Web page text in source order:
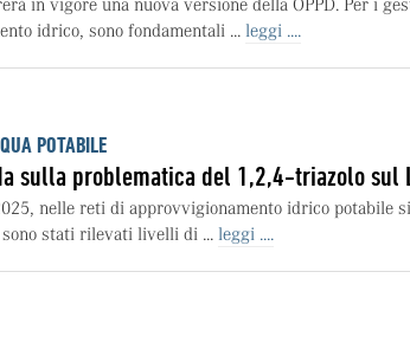
in vigore una nuova versione della OPPD. Per i
idrico, sono fondamentali ... leggi ....
POTABILE
sulla problematica del 1,2,4-triazolo sul
nelle reti di approvvigionamento idrico potabile
stati rilevati livelli di ... leggi ....